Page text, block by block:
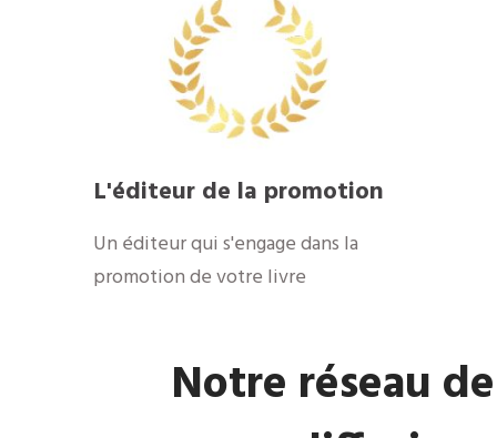
​L'éditeur de la promotion
​Un éditeur qui s'engage dans la
promotion de votre livre
​Notre réseau de